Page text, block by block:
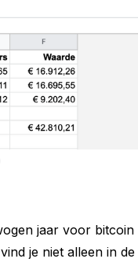
jaar voor bitcoin
je niet alleen in de